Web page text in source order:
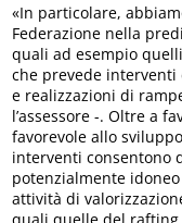
«In particolare,
Federazione nella
quali ad esempio
che prevede
e realizzazioni di
l’assessore -. Oltre a
favorevole allo
interventi consentono
potenzialmente
attività di
quali quelle del